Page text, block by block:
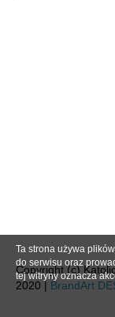
Copyright (c)
2020 | BrandArt
Ta strona używa
do serwisu oraz
tej witryny oznacza